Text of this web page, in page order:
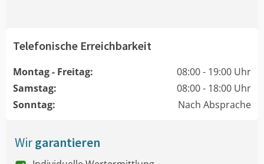
Telefonische Erreichbarkeit
Montag - Freitag:
08:00 - 19:00 Uhr
Samstag:
08:00 - 18:00 Uhr
Sonntag:
Nach Absprache
Wirgarantieren